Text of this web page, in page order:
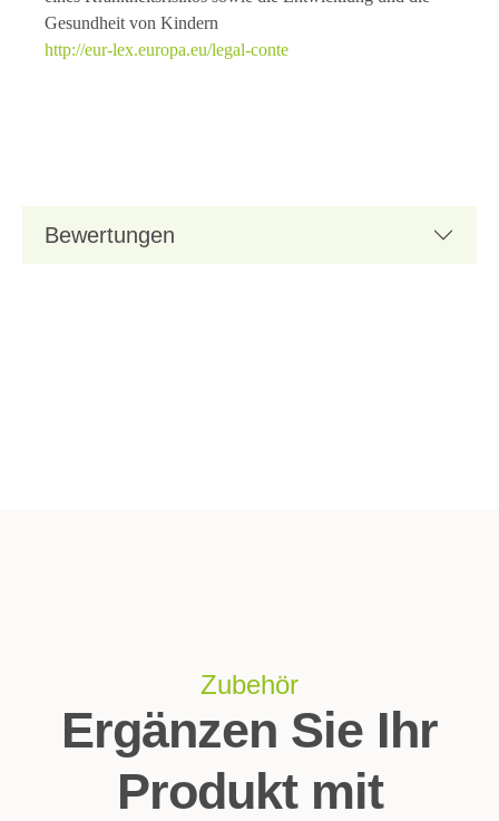
Gesundheit von Kindern
http://eur-lex.europa.eu/legal-conte
Bewertungen
Zubehör
Ergänzen Sie Ihr
Produkt mit